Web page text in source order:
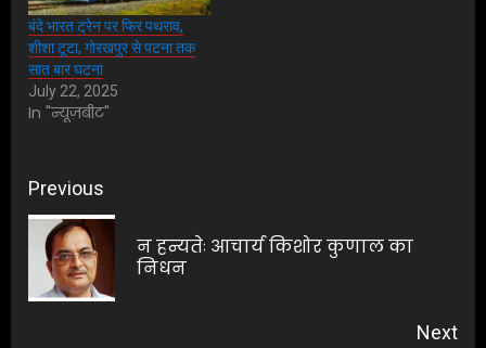
बंदे भारत ट्रेन पर फिर पथराव,
शीशा टूटा, गोरखपुर से पटना तक
सात बार घटना
July 22, 2025
In "न्यूज़बीट"
Post
navigation
Previous
न हन्यतेः आचार्य किशोर कुणाल का
निधन
Next